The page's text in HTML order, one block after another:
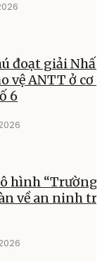
đoạt giải Nhất
vệ ANTT ở cơ
6
hình “Trường
về an ninh